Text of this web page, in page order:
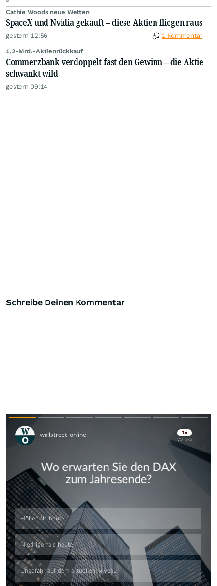
Cathie Woods neue Wetten
SpaceX und Nvidia gekauft – diese Aktien fliegen raus
gestern 12:56 1 Kommentar
1,2-Mrd.-Aktienrückkauf
Commerzbank verdoppelt fast den Gewinn – die Aktie
schwankt wild
gestern 09:14
Schreibe Deinen Kommentar
Skip
Skip